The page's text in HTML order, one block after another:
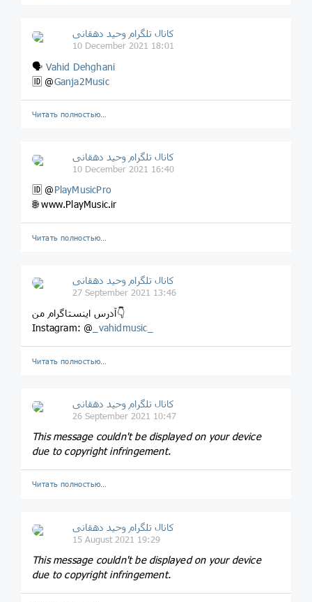
کانال تلگرام وحید دهقانی
10 December 2021 18:01
🗣Vahid Dehghani
🆔 @Ganja2Music
Читать полностью…
کانال تلگرام وحید دهقانی
10 December 2021 16:40
🆔 @PlayMusicPro
🌐 www.PlayMusic.ir
Читать полностью…
کانال تلگرام وحید دهقانی
27 September 2021 13:46
آدرس اینستاگرام من👇
Instagram: @ _vahidmusic_
Читать полностью…
کانال تلگرام وحید دهقانی
26 September 2021 10:47
This message couldn't be displayed on your device
due to copyright infringement.
Читать полностью…
کانال تلگرام وحید دهقانی
15 August 2021 19:29
This message couldn't be displayed on your device
due to copyright infringement.